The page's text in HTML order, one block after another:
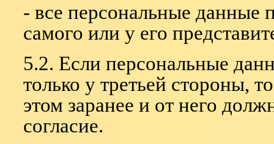
- все персональные данные
самого или у его
5.2. Если персональные
только у третьей стороны,
этом заранее и от него
согласие.